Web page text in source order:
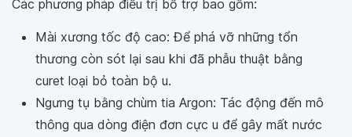
Các phương pháp điều trị bổ trợ bao gồm:
Mài xương tốc độ cao: Để phá vỡ những tổn
thương còn sót lại sau khi đã phẫu thuật bằng
curet loại bỏ toàn bộ u.
Ngưng tụ bằng chùm tia Argon: Tác động đến mô
thông qua dòng điện đơn cực u để gây mất nước